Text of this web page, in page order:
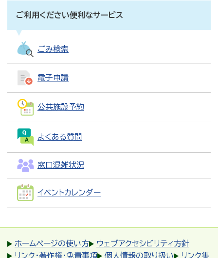
ご利用ください便利なサービス
ごみ検索
電子申請
公共施設予約
よくある質問
窓口混雑状況
イベントカレンダー
ホームページの使い方
ウェブアクセシビリティ方針
リンク・著作権・免責事項
個人情報の取り扱い
リンク集